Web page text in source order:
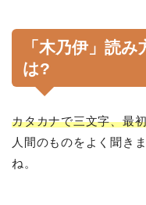
「木乃伊」読
は?
カタカナで三文字、最
人間のものをよく聞き
ね。